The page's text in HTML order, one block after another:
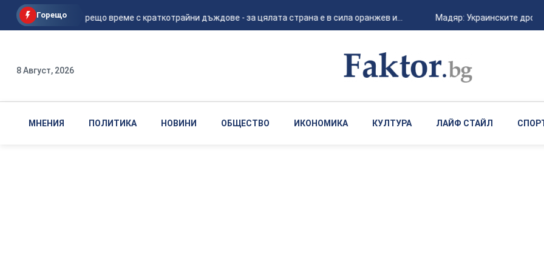
Горещо
Опасно горещо време с краткотрайни дъждове - за цялата страна е в сила оранжев и... Мадяр: Украинските
8 Август, 2026
МНЕНИЯ ПОЛИТИКА НОВИНИ ОБЩЕСТВО ИКОНОМИКА КУЛТУРА ЛАЙФ СТАЙЛ